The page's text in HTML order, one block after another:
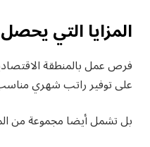
المزايا التي
فرص عمل بالمنطقة
على توفير راتب شهري
بل تشمل أيضا مجموعة من